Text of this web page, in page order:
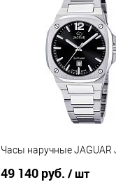
Купить в 1 клик
К
В избранное
В
Часы наручные
49 140 руб. / шт